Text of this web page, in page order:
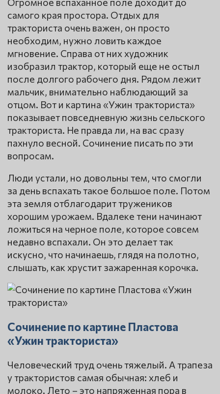
самого края простора. Отдых для
тракториста очень важен, он просто
необходим, нужно ловить каждое
мгновение. Справа от них художник
изобразил трактор, который еще не остыл
после долгого рабочего дня. Рядом лежит
мальчик, внимательно наблюдающий за
отцом. Вот и картина «Ужин тракториста»
показывает повседневную жизнь сельского
тракториста. Не правда ли, на вас сразу
пахнуло весной. Сочинение писать по эти
вопросам.
Люди устали, но довольны тем, что смогли
за день вспахать такое большое поле. Потом
эта земля отблагодарит тружеников
хорошим урожаем. Вдалеке тени начинают
ложиться на черное поле, которое совсем
недавно вспахали. Он это делает так
искусно, что начинаешь, глядя на полотно,
слышать, как хрустит зажаренная корочка.
Сочинение по картине Пластова
«Ужин тракториста»
Человеческий труд очень тяжелый. А трапеза
у трактористов самая обычная: хлеб и
молоко. Лето – это напряженная пора в